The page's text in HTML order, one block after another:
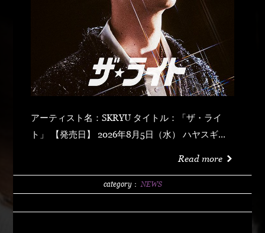
アーティスト名：SKRYU タイトル：「ザ・ライ
ト」 【発売日】 2026年8月5日（水） ハヤスギテ
リング (prod by DJ PMX) マッパ・ノ・オウサマ
Read more
category： NEWS